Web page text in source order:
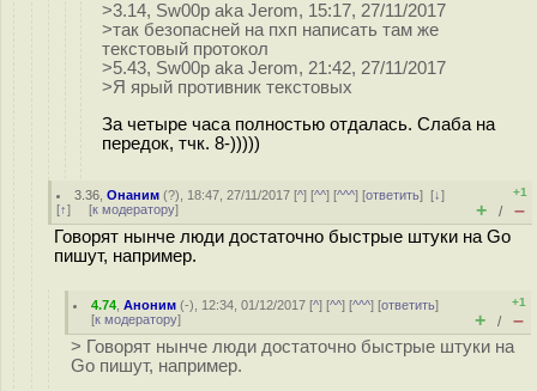
>3.14, Sw00p aka Jerom, 15:17, 27/11/2017
>так безопасней на пхп написать там же
текстовый протокол
>5.43, Sw00p aka Jerom, 21:42, 27/11/2017
>Я ярый противник текстовых
За четыре часа полностью отдалась. Слаба на
передок, тчк. 8-)))))
3.36 ,Онаним (?), 18:47, 27/11/2017 [^] [^^] [^^^] [ответить][↓]
[↑] [к модератору]
+1
+ / –
Говорят нынче люди достаточно быстрые штуки на Go
пишут, например.
4.74 ,Аноним (-), 12:34, 01/12/2017 [^] [^^] [^^^] [ответить]
[к модератору]
+1
+ / –
> Говорят нынче люди достаточно быстрые штуки на
Go пишут, например.